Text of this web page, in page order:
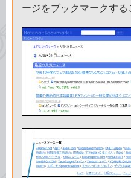
ージをブックマークする